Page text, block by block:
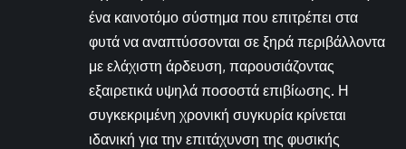
ένα καινοτόμο σύστημα που επιτρέπει στα
φυτά να αναπτύσσονται σε ξηρά περιβάλλοντα
με ελάχιστη άρδευση, παρουσιάζοντας
εξαιρετικά υψηλά ποσοστά επιβίωσης. Η
συγκεκριμένη χρονική συγκυρία κρίνεται
ιδανική για την επιτάχυνση της φυσικής